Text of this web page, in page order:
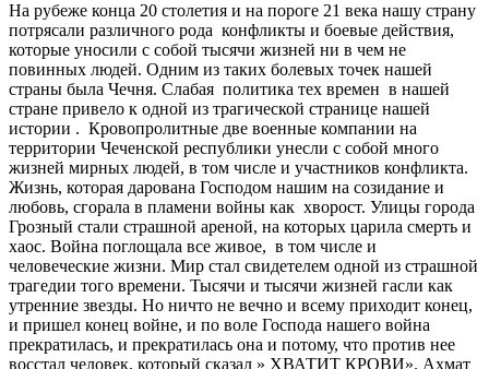
На рубеже конца 20 столетия и на пороге 21 века нашу страну
потрясали различного рода конфликты и боевые действия,
которые уносили с собой тысячи жизней ни в чем не
повинных людей. Одним из таких болевых точек нашей
страны была Чечня. Слабая политика тех времен в нашей
стране привело к одной из трагической странице нашей
истории . Кровопролитные две военные компании на
территории Чеченской республики унесли с собой много
жизней мирных людей, в том числе и участников конфликта.
Жизнь, которая дарована Господом нашим на созидание и
любовь, сгорала в пламени войны как хворост. Улицы города
Грозный стали страшной ареной, на которых царила смерть и
хаос. Война поглощала все живое, в том числе и
человеческие жизни. Мир стал свидетелем одной из страшной
трагедии того времени. Тысячи и тысячи жизней гасли как
утренние звезды. Но ничто не вечно и всему приходит конец,
и пришел конец войне, и по воле Господа нашего война
прекратилась, и прекратилась она и потому, что против нее
восстал человек, который сказал » ХВАТИТ КРОВИ». Ахмат